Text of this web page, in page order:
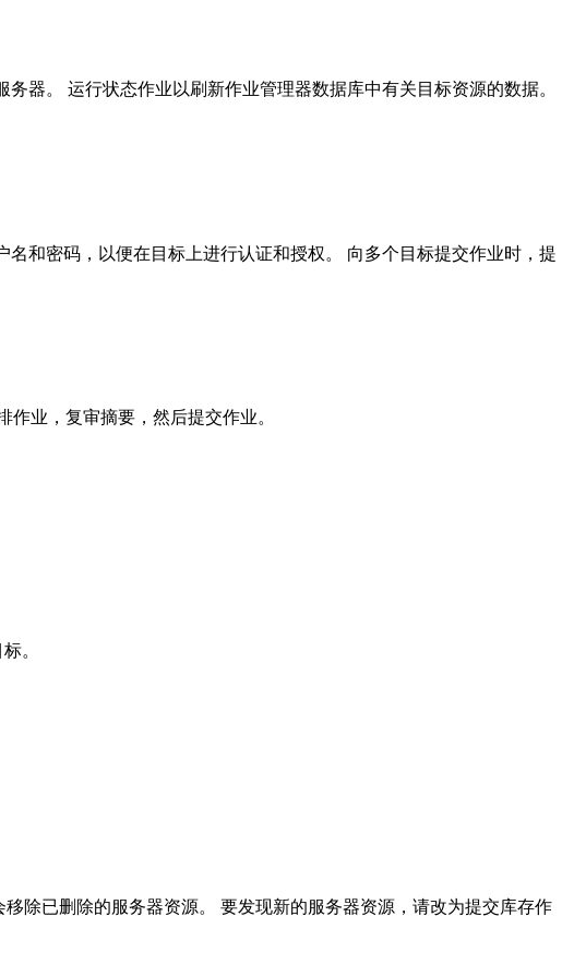
务器。 运行状态作业以刷新作业管理器数据库中有关目标资源的数据。
和密码，以便在目标上进行认证和授权。 向多个目标提交作业时，提
作业，复审摘要，然后提交作业。
。
除已删除的服务器资源。 要发现新的服务器资源，请改为提交库存作